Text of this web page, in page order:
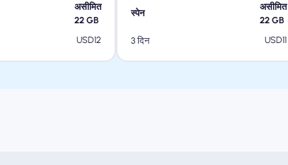
असीमित
22 GB
USD12
स्पेन
असीमित
22 GB
3 दिन
USD11